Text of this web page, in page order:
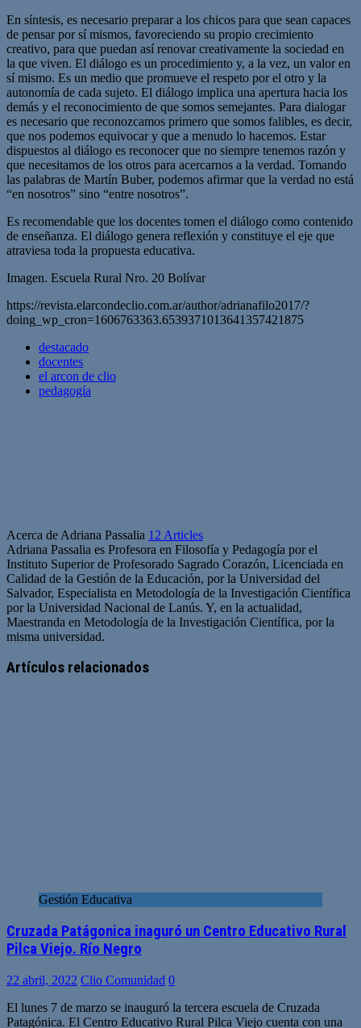
En síntesis, es necesario preparar a los chicos para que sean capaces
de pensar por sí mismos, favoreciendo su propio crecimiento
creativo, para que puedan así renovar creativamente la sociedad en
la que viven. El diálogo es un procedimiento y, a la vez, un valor en
sí mismo. Es un medio que promueve el respeto por el otro y la
autonomía de cada sujeto. El diálogo implica una apertura hacia los
demás y el reconocimiento de que somos semejantes. Para dialogar
es necesario que reconozcamos primero que somos falibles, es decir,
que nos podemos equivocar y que a menudo lo hacemos. Estar
dispuestos al diálogo es reconocer que no siempre tenemos razón y
que necesitamos de los otros para acercarnos a la verdad. Tomando
las palabras de Martín Buber, podemos afirmar que la verdad no está
“en nosotros” sino “entre nosotros”.
Es recomendable que los docentes tomen el diálogo como contenido
de enseñanza. El diálogo genera reflexión y constituye el eje que
atraviesa toda la propuesta educativa.
Imagen. Escuela Rural Nro. 20 Bolívar
https://revista.elarcondeclio.com.ar/author/adrianafilo2017/?
doing_wp_cron=1606763363.6539371013641357421875
destacado
docentes
el arcon de clio
pedagogía
Acerca de Adriana Passalia 12 Articles
Adriana Passalia es Profesora en Filosofía y Pedagogía por el
Instituto Superior de Profesorado Sagrado Corazón, Licenciada en
Calidad de la Gestión de la Educación, por la Universidad del
Salvador, Especialista en Metodología de la Investigación Científica
por la Universidad Nacional de Lanús. Y, en la actualidad,
Maestranda en Metodología de la Investigación Científica, por la
misma universidad.
Artículos relacionados
Gestión Educativa
Cruzada Patágonica inaguró un Centro Educativo Rural
Pilca Viejo. Río Negro
22 abril, 2022 Clio Comunidad 0
El lunes 7 de marzo se inauguró la tercera escuela de Cruzada
Patagónica. El Centro Educativo Rural Pilca Viejo cuenta con una